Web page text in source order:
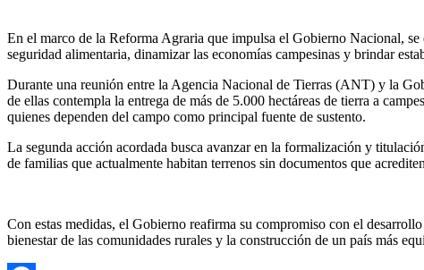
En el marco de la Reforma Agraria que impulsa el Gobierno Nacional,
seguridad alimentaria, dinamizar las economías campesinas y brindar
Durante una reunión entre la Agencia Nacional de Tierras (ANT) y la
de ellas contempla la entrega de más de 5.000 hectáreas de tierra a
quienes dependen del campo como principal fuente de sustento.
La segunda acción acordada busca avanzar en la formalización y
de familias que actualmente habitan terrenos sin documentos que
Con estas medidas, el Gobierno reafirma su compromiso con el
bienestar de las comunidades rurales y la construcción de un país más